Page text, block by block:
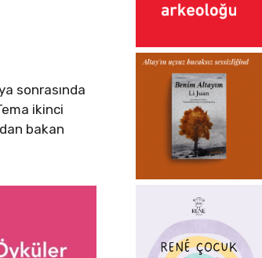
sonrasında
ikinci
bakan